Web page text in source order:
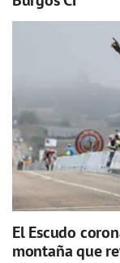
El Escudo
montaña que